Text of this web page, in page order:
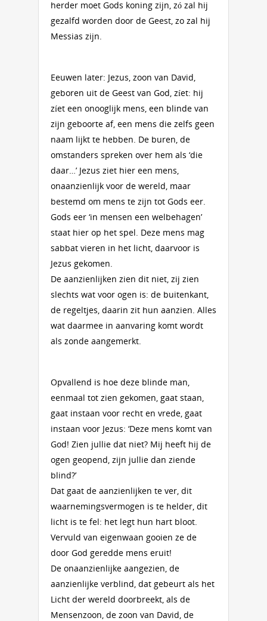
herder moet Gods koning zijn, zó zal hij
gezalfd worden door de Geest, zo zal hij
Messias zijn.
Eeuwen later: Jezus, zoon van David,
geboren uit de Geest van God, zíet: hij
zíet een onooglijk mens, een blinde van
zijn geboorte af, een mens die zelfs geen
naam lijkt te hebben. De buren, de
omstanders spreken over hem als ‘die
daar…’ Jezus ziet hier een mens,
onaanzienlijk voor de wereld, maar
bestemd om mens te zijn tot Gods eer.
Gods eer ‘in mensen een welbehagen’
staat hier op het spel. Deze mens mag
sabbat vieren in het licht, daarvoor is
Jezus gekomen.
De aanzienlijken zien dit niet, zij zien
slechts wat voor ogen is: de buitenkant,
de regeltjes, daarin zit hun aanzien. Alles
wat daarmee in aanvaring komt wordt
als zonde aangemerkt.
Opvallend is hoe deze blinde man,
eenmaal tot zien gekomen, gaat staan,
gaat instaan voor recht en vrede, gaat
instaan voor Jezus: ‘Deze mens komt van
God! Zien jullie dat niet? Mij heeft hij de
ogen geopend, zijn jullie dan ziende
blind?’
Dat gaat de aanzienlijken te ver, dit
waarnemingsvermogen is te helder, dit
licht is te fel: het legt hun hart bloot.
Vervuld van eigenwaan gooien ze de
door God geredde mens eruit!
De onaanzienlijke aangezien, de
aanzienlijke verblind, dat gebeurt als het
Licht der wereld doorbreekt, als de
Mensenzoon, de zoon van David, de